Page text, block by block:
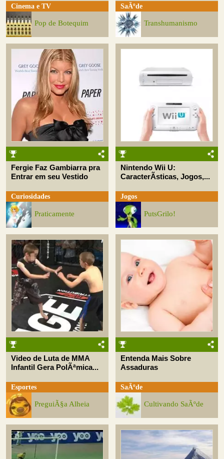
Cinema e TV
Pop de Botequim
SaÃºde
Transhumanismo
Fergie Faz Gambiarra pra
Entrar em seu Vestido
Curiosidades
Praticamente
Nintendo Wii U:
CaracterÃ­sticas, Jogos,...
Jogos
PutsGrilo!
Video de Luta de MMA
Infantil Gera PolÃªmica...
Esportes
PreguiÃ§a Alheia
Entenda Mais Sobre
Assaduras
SaÃºde
Cultivando SaÃºde